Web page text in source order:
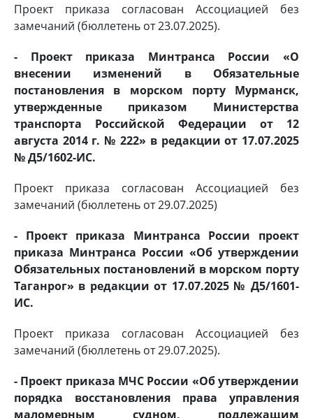
Проект приказа согласован Ассоциацией без
замечаний (бюллетень от 23.07.2025).
- Проект приказа Минтранса России «О
внесении изменений в Обязательные
постановления в морском порту Мурманск,
утвержденные приказом Министерства
транспорта Российской Федерации от 12
августа 2014 г. № 222» в редакции от 17.07.2025
№ Д5/1602-ИС.
Проект приказа согласован Ассоциацией без
замечаний (бюллетень от 29.07.2025)
- Проект приказа Минтранса России проект
приказа Минтранса России «Об утверждении
Обязательных постановлений в морском порту
Таганрог» в редакции от 17.07.2025 № Д5/1601-
ИС.
Проект приказа согласован Ассоциацией без
замечаний (бюллетень от 29.07.2025).
- Проект приказа МЧС России «Об утверждении
порядка восстановления права управления
маломерным судном, подлежащим